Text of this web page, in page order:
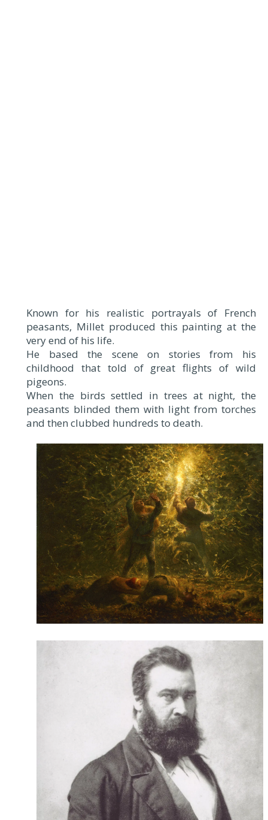
Known for his realistic portrayals of French
peasants, Millet produced this painting at the
very end of his life.
He based the scene on stories from his
childhood that told of great flights of wild
pigeons.
When the birds settled in trees at night, the
peasants blinded them with light from torches
and then clubbed hundreds to death.